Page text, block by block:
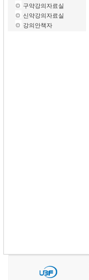
구약강의자료실
신약강의자료실
강의안책자